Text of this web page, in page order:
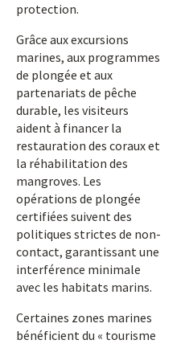
protection.
Grâce aux excursions
marines, aux programmes
de plongée et aux
partenariats de pêche
durable, les visiteurs
aident à financer la
restauration des coraux et
la réhabilitation des
mangroves. Les
opérations de plongée
certifiées suivent des
politiques strictes de non-
contact, garantissant une
interférence minimale
avec les habitats marins.
Certaines zones marines
bénéficient du « tourisme